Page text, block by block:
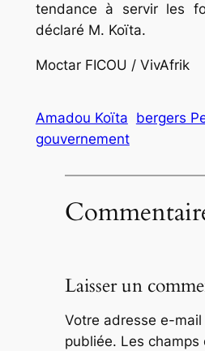
tendance à servir les
déclaré M. Koïta.
Moctar FICOU / VivAfrik
Amadou Koïta bergers
gouvernement
Laisser un
Votre adresse e-mail
publiée. Les champs